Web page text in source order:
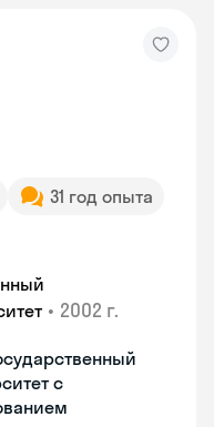
31 год опыта
• 2002 г.
с